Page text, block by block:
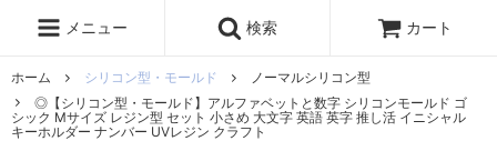
メニュー 検索 カート
ホーム シリコン型・モールド
ノーマルシリコン型
◎【シリコン型・モールド】アルファベットと数字 シリコンモールド ゴ
シック Mサイズ レジン型 セット 小さめ 大文字 英語 英字 推し活 イニシャル
キーホルダー ナンバー UVレジン クラフト